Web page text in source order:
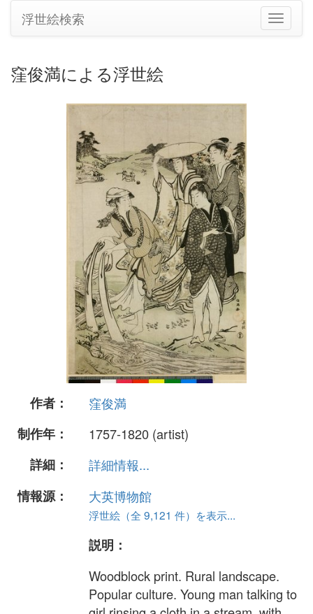
ナ
ビ
浮世絵検索
窪俊満による浮世絵
作者：
窪俊満
制作年：
1757-1820 (artist)
詳細：
詳細情報...
情報源：
大英博物館
浮世絵（全 9,121 件）を表示...
説明：
Woodblock print. Rural landscape.
Popular culture. Young man talking to